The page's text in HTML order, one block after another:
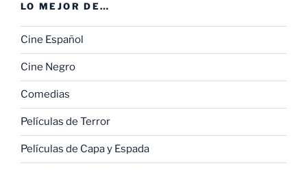
LO MEJOR DE…
Cine Español
Cine Negro
Comedias
Películas de Terror
Películas de Capa y Espada